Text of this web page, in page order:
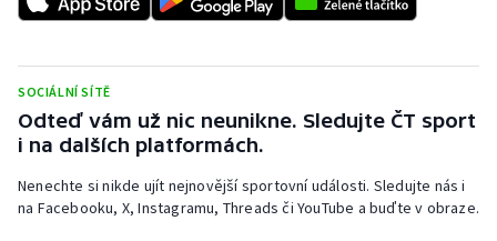
Sportovní střelba
Stolní tenis
Triatlon
Veslování
SOCIÁLNÍ SÍTĚ
Odteď vám už nic neunikne. Sledujte ČT sport
i na dalších platformách.
Nenechte si nikde ujít nejnovější sportovní události. Sledujte nás i
na Facebooku, X, Instagramu, Threads či YouTube a buďte v obraze.